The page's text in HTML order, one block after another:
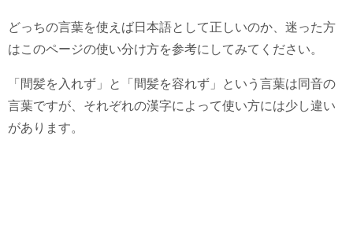
どっちの言葉を使えば日本語として正しいのか、迷った方
はこのページの使い分け方を参考にしてみてください。
「間髪を入れず」と「間髪を容れず」という言葉は同音の
言葉ですが、それぞれの漢字によって使い方には少し違い
があります。